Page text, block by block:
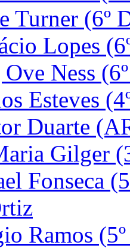
Turner (6º
Lopes
Ness
Esteves
Duarte
Gilger
Fonseca
Ramos